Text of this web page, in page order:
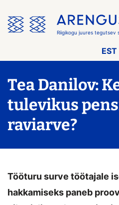
menüü
vahele
Riigikogu juures tegutsev
EST
Tea Danilov:
tulevikus
raviarve?
Tööturu surve töötajale
hakkamiseks paneb